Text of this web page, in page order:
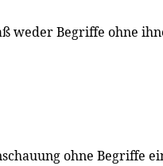
weder Begriffe ohne
ohne Begriffe